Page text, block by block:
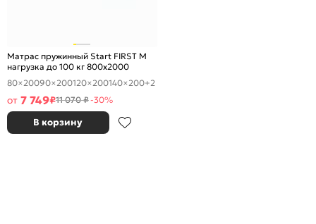
Матрас пружинный Start FIRST M
нагрузка до 100 кг 800x2000
80×20090×200120×200140×200+2
от 7 749₽11 070 ₽-30%
В корзину